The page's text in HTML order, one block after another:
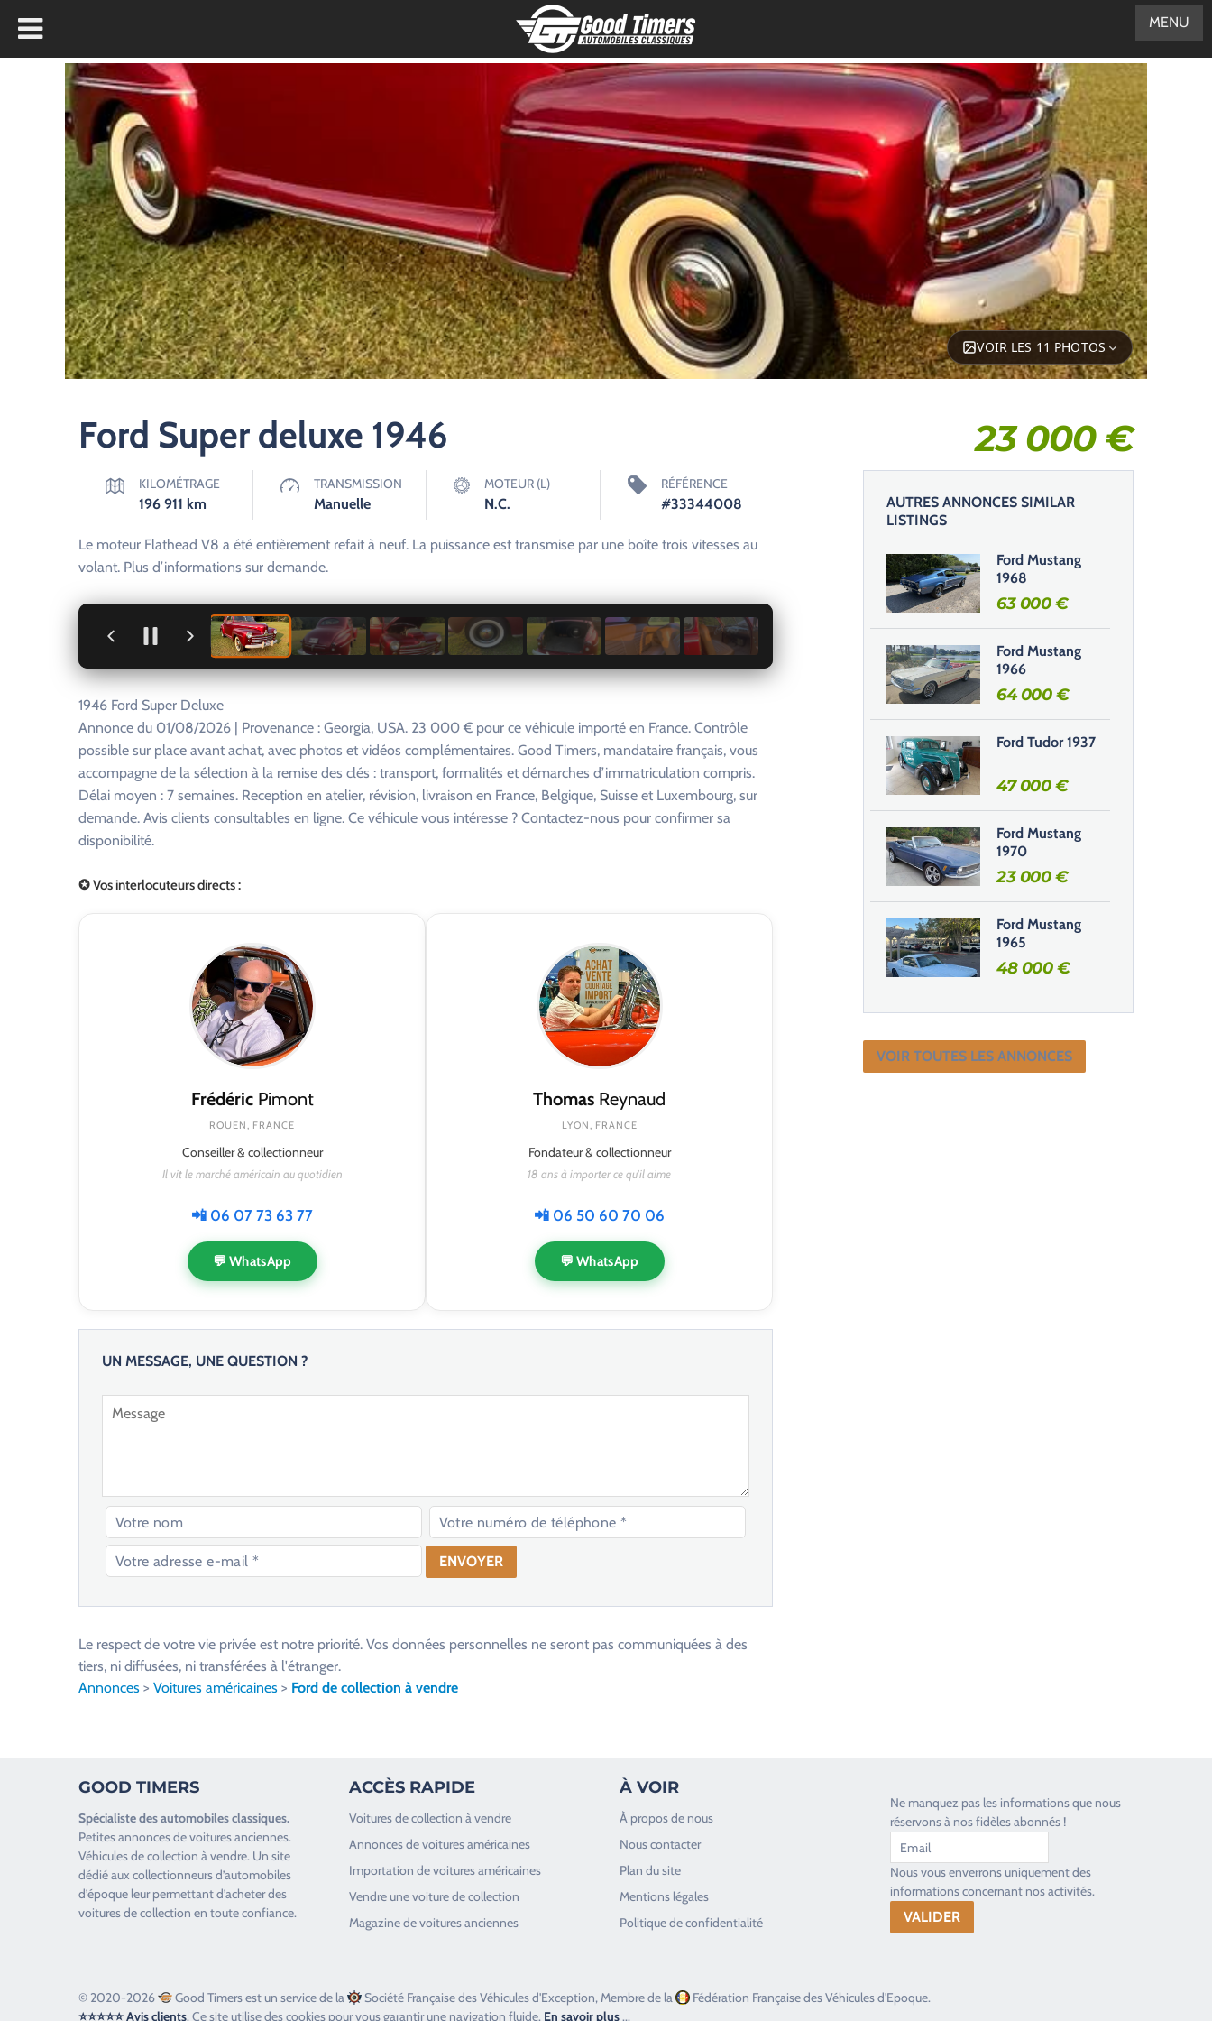
VOIR LES 11 PHOTOS
Ford Super deluxe 1946 23 000€
KILOMÉTRAGE
196 911 km
TRANSMISSION
Manuelle
MOTEUR (L)
N.C.
RÉFÉRENCE
#33344008
Le moteur Flathead V8 a été entièrement refait à neuf. La puissance est transmise par une boîte trois vitesses au
volant. Plus d’informations sur demande.
1 / 11
1946 Ford Super Deluxe
Annonce du 01/08/2026 | Provenance : Georgia, USA. 23 000 € pour ce véhicule importé en France. Contrôle
possible sur place avant achat, avec photos et vidéos complémentaires. Good Timers, mandataire français, vous
accompagne de la sélection à la remise des clés : transport, formalités et démarches d’immatriculation compris.
Délai moyen : 7 semaines. Reception en atelier, révision, livraison en France, Belgique, Suisse et Luxembourg, sur
demande. Avis clients consultables en ligne. Ce véhicule vous intéresse ? Contactez-nous pour confirmer sa
disponibilité.
✪ Vos interlocuteurs directs :
FrédéricPimont
ROUEN, FRANCE
Conseiller & collectionneur
Il vit le marché américain au quotidien
📲 06 07 73 63 77
💬 WhatsApp
Thomas Reynaud
LYON, FRANCE
Fondateur & collectionneur
18 ans à importer ce qu'il aime
📲 06 50 60 70 06
💬 WhatsApp
UN MESSAGE, UNE QUESTION ?
l
a
s
e
r
c
a
Le respect de votre vie privée est notre priorité. Vos données personnelles ne seront pas communiquées à des
tiers, ni diffusées, ni transférées à l'étranger.
Annonces > Voitures américaines > Ford de collection à vendre
AUTRES ANNONCES SIMILAR
LISTINGS
Ford Mustang
1968
63 000€
Ford Mustang
1966
64 000€
Ford Tudor 1937
47 000€
Ford Mustang
1970
23 000€
Ford Mustang
1965
48 000€
VOIR TOUTES LES ANNONCES
GOOD TIMERS
Spécialiste desautomobiles classiques.
Petites annonces devoitures anciennes.
Véhicules de collection à vendre. Un site
dédié aux collectionneurs d’automobiles
d’époque leur permettant d’acheter des
voitures de collection en toute confiance.
ACCÈS RAPIDE
Voitures de collection à vendre
Annonces de voitures américaines
Importation de voitures américaines
Vendre une voiture de collection
Magazine de voitures anciennes
À VOIR
À propos de nous
Nous contacter
Plan du site
Mentions légales
Politique de confidentialité
Ne manquez pas les informations que nous
réservons à nos fidèles abonnés !
Nous vous enverrons uniquement des
informations concernant nos activités.
© 2020-2026 Good Timers est un service de la Société Française des Véhicules d'Exception, Membre de la
Fédération Française des Véhicules d'Epoque.
⭐⭐⭐⭐⭐ Avis clients. Ce site utilise des cookies pour vous garantir une navigation fluide. En savoir plus...
MENU